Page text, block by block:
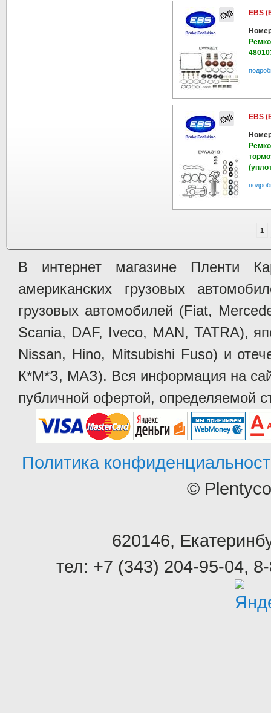
EBS
EBS
1
В интернет магазине Пленти
американских грузовых
грузовых автомобилей (Fiat,
Scania, DAF, Iveco, MAN, TATRA),
Nissan, Hino, Mitsubishi Fuso) и
К*М*З, МАЗ). Вся информация на
публичной офертой, определяемой
Политика
©
620146,
тел: +7 (343) 204-95-04,